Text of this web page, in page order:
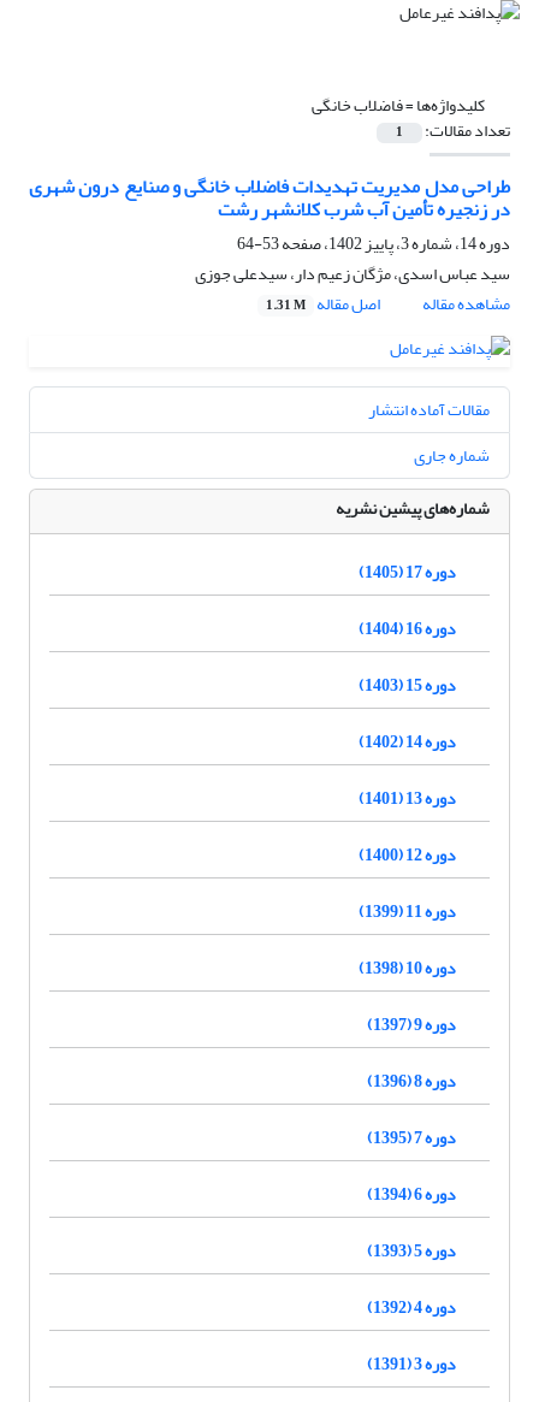
کلیدواژه‌ها =فاضلاب خانگی
تعداد مقالات: 1
طراحی مدل مدیریت تهدیدات فاضلاب خانگی و صنایع درون شهری
در زنجیره تأمین آب شرب کلانشهر رشت
دوره 14، شماره 3، پاییز 1402، صفحه
53-64
سید عباس اسدی، مژگان زعیم دار، سیدعلی جوزی
مشاهده مقاله
اصل مقاله 1.31 M
مقالات آماده انتشار
شماره جاری
شماره‌های پیشین نشریه
دوره 17 (1405)
دوره 16 (1404)
دوره 15 (1403)
دوره 14 (1402)
دوره 13 (1401)
دوره 12 (1400)
دوره 11 (1399)
دوره 10 (1398)
دوره 9 (1397)
دوره 8 (1396)
دوره 7 (1395)
دوره 6 (1394)
دوره 5 (1393)
دوره 4 (1392)
دوره 3 (1391)